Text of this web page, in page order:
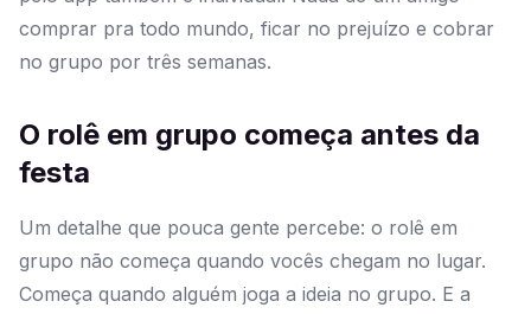
comprar pra todo mundo, ficar no prejuízo e cobrar
no grupo por três semanas.
O rolê em grupo começa antes da
festa
Um detalhe que pouca gente percebe: o rolê em
grupo não começa quando vocês chegam no lugar.
Começa quando alguém joga a ideia no grupo. E a